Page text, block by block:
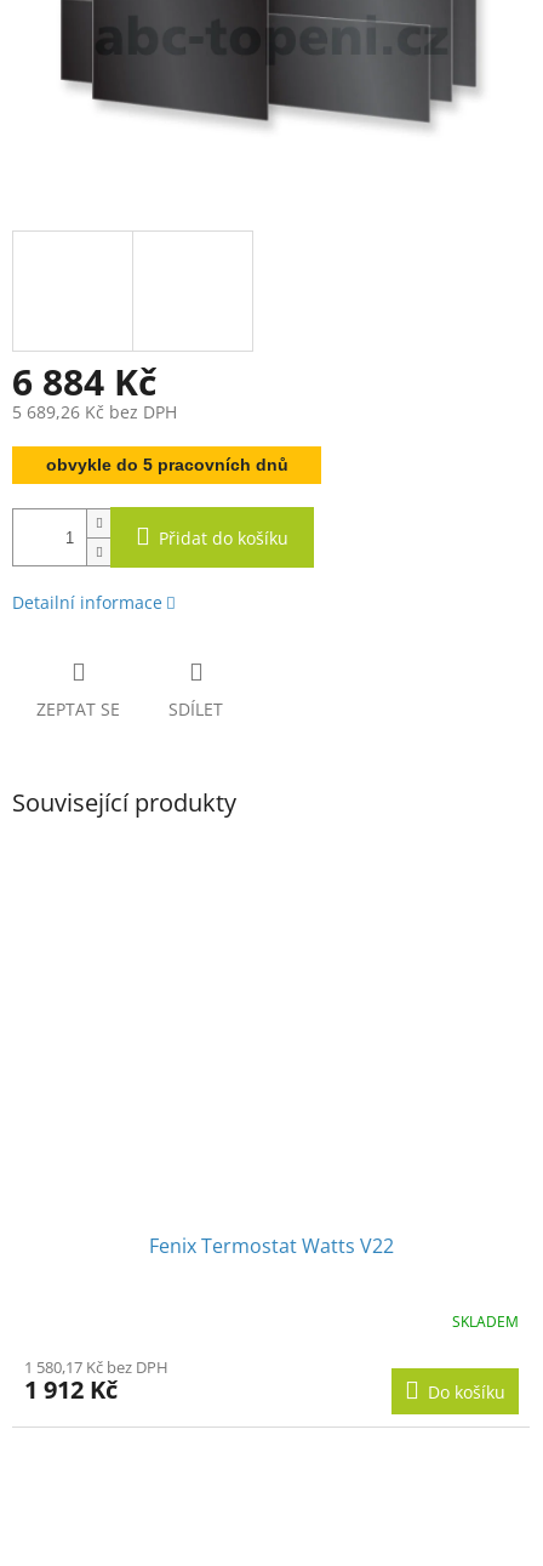
6 884 Kč
5 689,26 Kč bez DPH
Měrná
cena:obvykle do 5 pracovních dnů
Přidat do košíku
Detailní informace
ZEPTAT SE SDÍLET
Související produkty
Fenix Termostat Watts V22
SKLADEM
1 580,17 Kč bez DPH
1 912 Kč Do košíku